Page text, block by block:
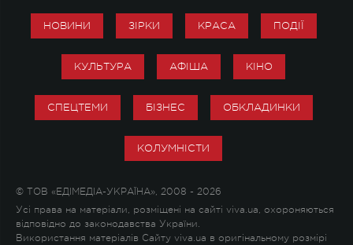
НОВИНИ ЗІРКИ КРАСА ПОДІЇ
КУЛЬТУРА АФІША КІНО
СПЕЦТЕМИ БІЗНЕС ОБКЛАДИНКИ
КОЛУМНІСТИ
© ТОВ «ЕДІМЕДІА-УКРАЇНА», 2008 - 2026
Усі права на матеріали, розміщені на сайті viva.ua, охороняються
відповідно до законодавства України.
Використання матеріалів Сайту viva.ua в оригінальному розмірі